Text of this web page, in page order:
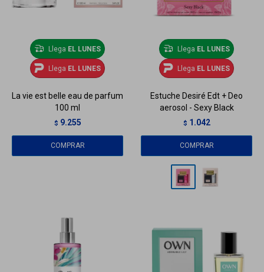
Llega EL LUNES
Llega EL LUNES
La vie est belle eau de parfum
100 ml
$ 9.255
Llega EL LUNES
Llega EL LUNES
Estuche Desiré Edt + Deo
aerosol - Sexy Black
$ 1.042